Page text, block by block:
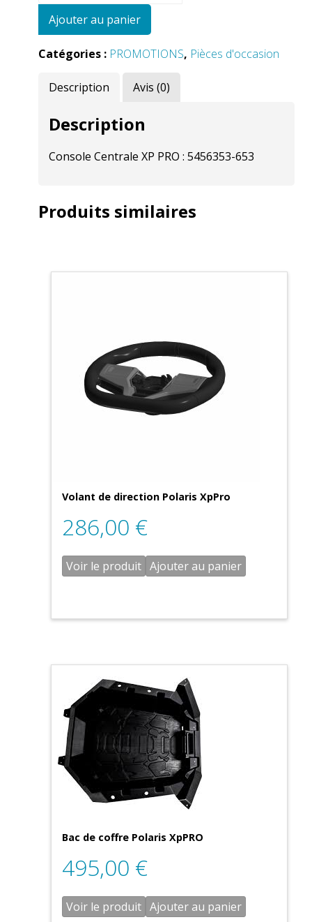
Centrale
PRO
Ajouter au panier
Catégories : PROMOTIONS, Pièces d'occasion
Description Avis (0)
Description
Console Centrale XP PRO : 5456353-653
Produits similaires
Volant de direction Polaris XpPro
286,00 €
Voir le produit Ajouter au panier
Bac de coffre Polaris XpPRO
495,00 €
Voir le produit Ajouter au panier